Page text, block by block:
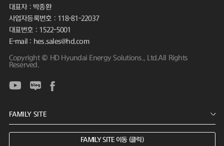
대표자 : 박종환
사업자등록번호 : 118-81-22037
대표번호 : 1522-5001
E-mail : hes.sales@hd.com
Copyright © HD Hyundai Energy Solutions., Ltd.All Rights
Reserved.
FAMILY SITE 이동 (클릭)